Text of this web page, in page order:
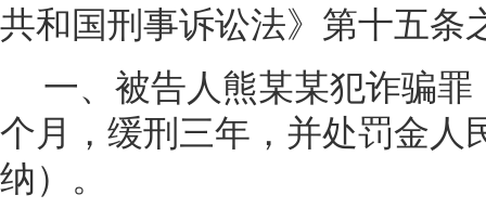
共和国刑事诉讼法》第十五条
一、被告人熊某某犯诈骗
个月，缓刑三年，并处罚金人
纳）。